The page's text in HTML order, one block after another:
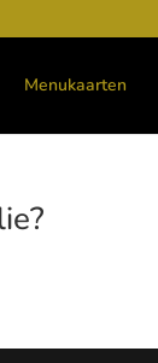
Menukaarten